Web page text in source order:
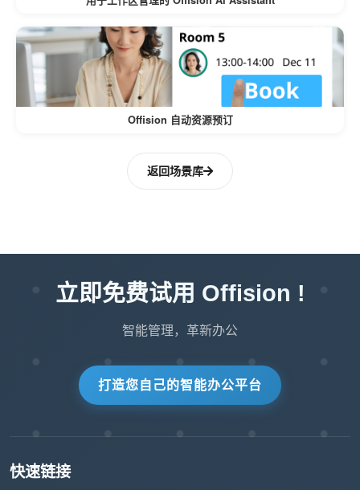
从访客那里收集有价值的反馈和信息以
改善服务。
用户友好的界面
直观的设计确保创建、分配和管理调查
轻松自如。
Offision 的访客调查功能是一个强大的工具，旨
在简化访客数据收集，同时提供强大的自定义功
能。通过将此功能集成到您的工作流程中，您可
Offision 自动资源预订
返回场景库
立即免费试用 Offision !
智能管理，革新办公
打造您自己的智能办公平台
快速链接